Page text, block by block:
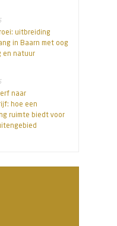
uitbreiding
in Baarn met oog
en natuur
naar
hoe een
ruimte biedt voor